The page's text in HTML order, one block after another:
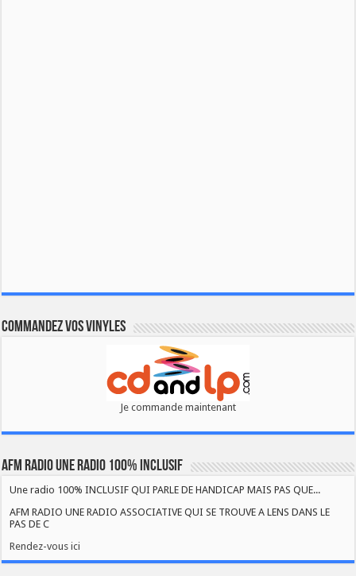
Commandez vos vinyles
Je commande maintenant
AFM RADIO UNE RADIO 100% INCLUSIF
Une radio 100% INCLUSIF QUI PARLE DE HANDICAP MAIS PAS QUE...
AFM RADIO UNE RADIO ASSOCIATIVE QUI SE TROUVE A LENS DANS LE
PAS DE C
Rendez-vous ici